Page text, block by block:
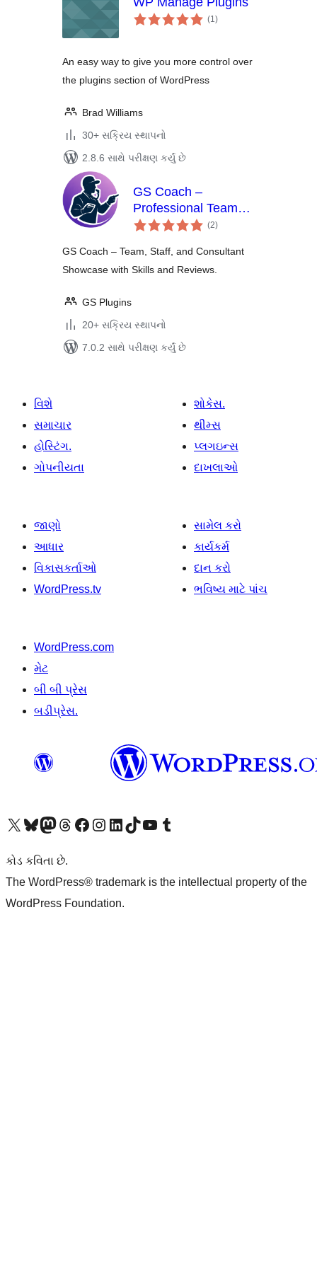
(1કુલ
રેટિંગ્સ
)
An easy way to give you more control over
the plugins section of WordPress
Brad Williams
30+ સક્રિય સ્થાપનો
2.8.6 સાથે પરીક્ષણ કર્યું છે
GS Coach –
Professional Team
Showcase for
Consultants
(2કુલ
રેટિંગ્સ
)
GS Coach – Team, Staff, and Consultant
Showcase with Skills and Reviews.
GS Plugins
20+ સક્રિય સ્થાપનો
7.0.2 સાથે પરીક્ષણ કર્યું છે
વિશે
સમાચાર
હોસ્ટિંગ.
ગોપનીયતા
શોકેસ.
થીમ્સ
પ્લગઇન્સ
દાખલાઓ
જાણો
આધાર
વિકાસકર્તાઓ
WordPress.tv
સામેલ કરો
કાર્યકર્મ
દાન કરો
ભવિષ્ય માટે પાંચ
WordPress.com
મેટ
બી બી પ્રેસ
બડીપ્રેસ.
અમારા X (અગાઉ ટ્વિટર) એકાઉન્ટની મુલાકાત લોઅમારા Bluesky એકાઉન્ટની મુલાકાત લોઅમારા માસ્ટોડોન એકાઉન્ટની મુલાકાત લોઅમારા Threads એકાઉન્ટની મુલાકાત લો અમારા ફેસબુક પેજની મુલાકાત લોઅમારા ઇન્સ્ટાગ્રામ એકાઉન્ટની મુલાકાત લો અમારા LinkedIn એકાઉન્ટની મુલાકાત લોઅમારા TikTok એકાઉન્ટની મુલાકાત લોઅમારી YouTube ચેનલની મુલાકાત લો અમારા Tumblr એકાઉન્ટની મુલાકાત લો
કોડ કવિતા છે.
The WordPress® trademark is the intellectual property of the
WordPress Foundation.